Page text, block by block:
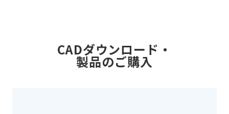
CADダウンロード・
製品のご購入